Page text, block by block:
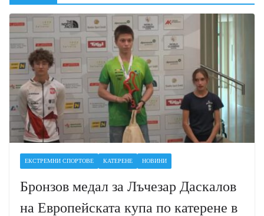
ЕКСТРЕМНИ СПОРТОВЕ КАТЕРЕНЕ НОВИНИ
Бронзов медал за Лъчезар Даскалов
на Европейската купа по катерене в